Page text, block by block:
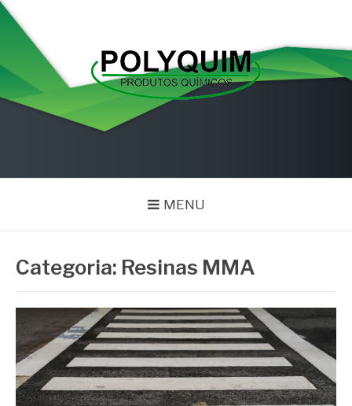
Pular
para
conteúdo
POLYQUIM
MENU
Categoria: Resinas MMA